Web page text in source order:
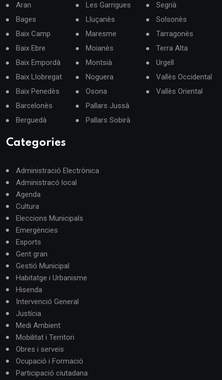
Aran
Bages
Baix Camp
Baix Ebre
Baix Empordà
Baix Llobregat
Baix Penedès
Barcelonès
Berguedà
Les Garrigues
Lluçanès
Maresme
Moianès
Montsià
Noguera
Osona
Pallars Jussà
Pallars Sobirà
Segrià
Solsonès
Tarragonès
Terra Alta
Urgell
Vallès Occidental
Vallès Oriental
Categories
Administració Electrònica
Administracó local
Agenda
Cultura
Eleccions Municipals
Emergències
Esports
Gent gran
Gestió Municipal
Habitatge i Urbanisme
Hisenda
Intervenció General
Justícia
Medi Ambient
Mobilitat i Territori
Obres i serveis
Ocupació i Formació
Participació ciutadana